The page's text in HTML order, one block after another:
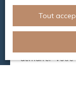
Nous
travers un
valeur reflétant
l’évolution de
démarrer
Tout